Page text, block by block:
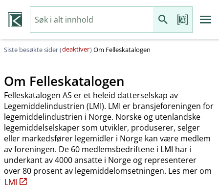
Siste besøkte sider (deaktiver)Om Felleskatalogen
Om Felleskatalogen
Felleskatalogen AS er et heleid datterselskap av
Legemiddelindustrien (LMI). LMI er bransjeforeningen for
legemiddelindustrien i Norge. Norske og utenlandske
legemiddelselskaper som utvikler, produserer, selger
eller markedsfører legemidler i Norge kan være medlem
av foreningen. De 60 medlemsbedriftene i LMI har i
underkant av 4000 ansatte i Norge og representerer
over 80 prosent av legemiddelomsetningen. Les mer om
LMI